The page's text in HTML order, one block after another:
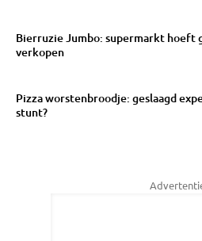
Bierruzie Jumbo: supermarkt hoeft
verkopen
Pizza worstenbroodje: geslaagd
stunt?